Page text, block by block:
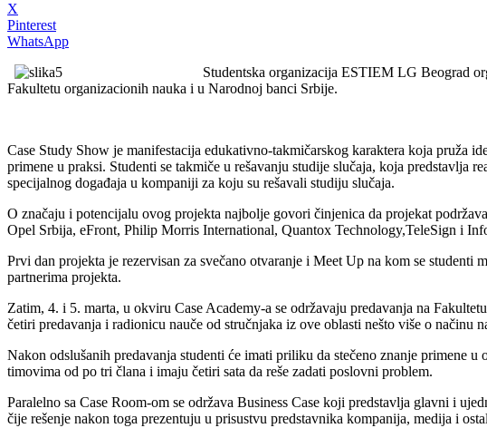
X
Pinterest
WhatsApp
Studentska organizacija ESTIEM LG Beograd
Fakultetu organizacionih nauka i u Narodnoj banci Srbije.
Case Study Show je manifestacija edukativno-takmičarskog karaktera koja pruža
primene u praksi. Studenti se takmiče u rešavanju studije slučaja, koja predstavlja
specijalnog događaja u kompaniji za koju su rešavali studiju slučaja.
O značaju i potencijalu ovog projekta najbolje govori činjenica da projekat
Opel Srbija, eFront, Philip Morris International, Quantox Technology,TeleSign i
Prvi dan projekta je rezervisan za svečano otvaranje i Meet Up na kom se
partnerima projekta.
Zatim, 4. i 5. marta, u okviru Case Academy-a se održavaju predavanja na
četiri predavanja i radionicu nauče od stručnjaka iz ove oblasti nešto više o načinu
Nakon odslušanih predavanja studenti će imati priliku da stečeno znanje primene
timovima od po tri člana i imaju četiri sata da reše zadati poslovni problem.
Paralelno sa Case Room-om se održava Business Case koji predstavlja glavni i
čije rešenje nakon toga prezentuju u prisustvu predstavnika kompanija, medija i